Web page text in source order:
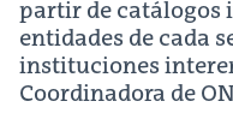
partir de catálogos
entidades de cada
instituciones
Coordinadora de